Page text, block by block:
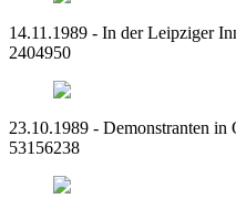
14.11.1989 - In der Leipziger
2404950
23.10.1989 - Demonstranten
53156238